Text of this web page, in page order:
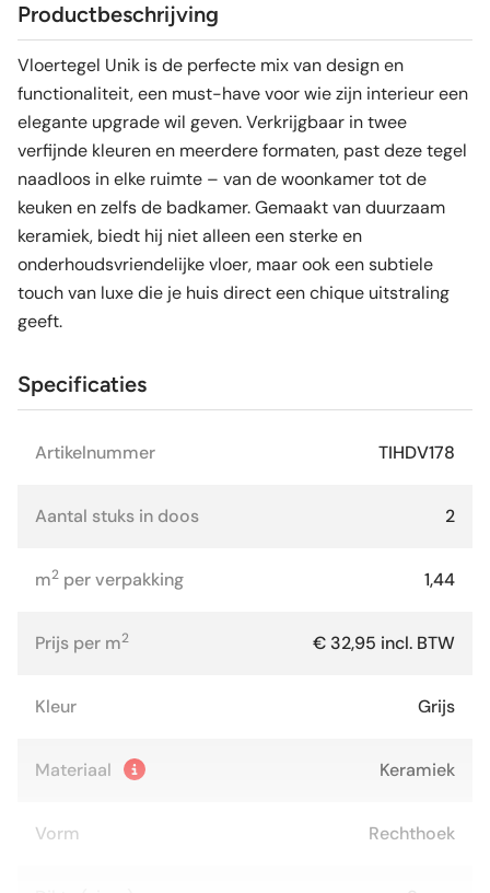
Productbeschrijving
Vloertegel Unik is de perfecte mix van design en
functionaliteit, een must-have voor wie zijn interieur een
elegante upgrade wil geven. Verkrijgbaar in twee
verfijnde kleuren en meerdere formaten, past deze tegel
naadloos in elke ruimte – van de woonkamer tot de
keuken en zelfs de badkamer. Gemaakt van duurzaam
keramiek, biedt hij niet alleen een sterke en
onderhoudsvriendelijke vloer, maar ook een subtiele
touch van luxe die je huis direct een chique uitstraling
geeft.
Specificaties
Artikelnummer TIHDV178
Aantal stuks in doos 2
m2 per verpakking 1,44
Prijs per m2 € 32,95 incl. BTW
Kleur Grijs
Materiaal Keramiek
Vorm Rechthoek